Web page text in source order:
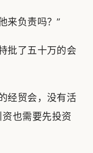
来负责吗？”
批了五十万的会
经贸会，没有活
也需要先投资